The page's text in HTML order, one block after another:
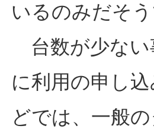
いるのみだそ
台数が少ない
に利用の申し
どでは、一般